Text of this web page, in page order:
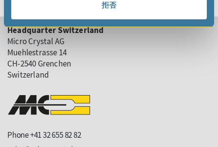
拒否
Headquarter Switzerland
Micro Crystal AG
Muehlestrasse 14
CH-2540 Grenchen
Switzerland
Phone +41 32 655 82 82